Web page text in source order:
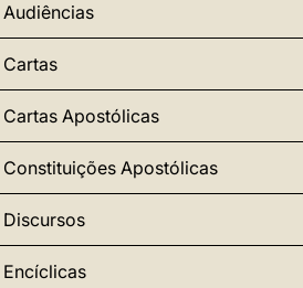
Audiências
Cartas
Cartas Apostólicas
Constituições Apostólicas
Discursos
Encíclicas